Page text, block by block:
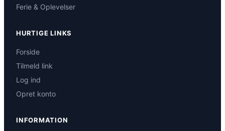
Ferie & Oplevelser
HURTIGE LINKS
Forside
Tilmeld link
Log ind
Opret konto
INFORMATION